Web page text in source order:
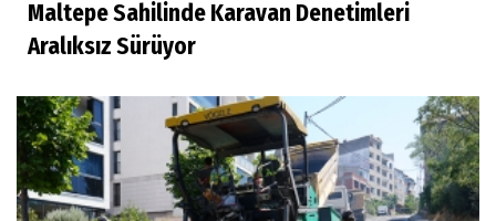
Maltepe Sahilinde Karavan Denetimleri
Aralıksız Sürüyor